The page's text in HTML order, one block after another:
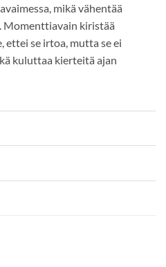
mikä vähentää
Momenttiavain kiristää
se irtoa, mutta se ei
kuluttaa kierteitä ajan